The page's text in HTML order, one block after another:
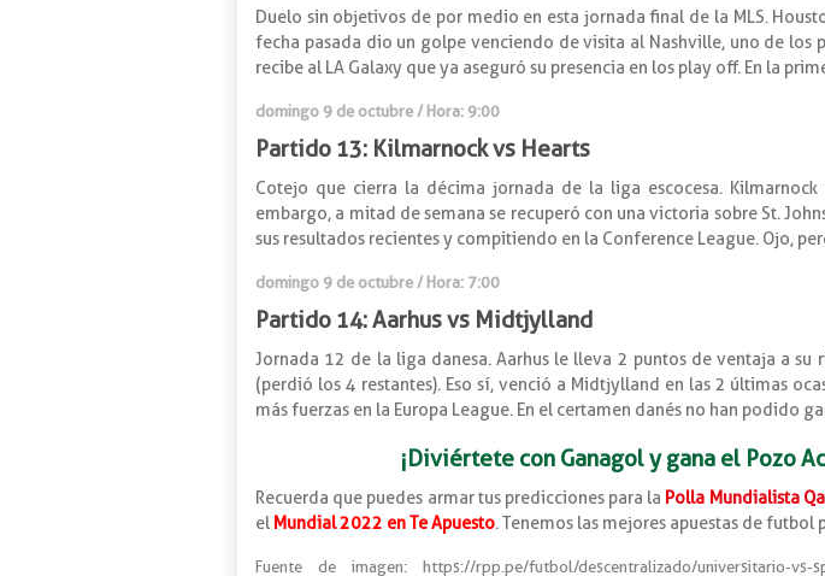
Duelo sin objetivos de por medio en esta jornada final de la MLS.
fecha pasada dio un golpe venciendo de visita al Nashville, uno de los
recibe al LA Galaxy que ya aseguró su presencia en los play off. En la
domingo 9 de octubre / Hora: 9:00
Partido 13: Kilmarnock vs Hearts
Cotejo que cierra la décima jornada de la liga escocesa.
embargo, a mitad de semana se recuperó con una victoria sobre St.
sus resultados recientes y compitiendo en la Conference League. Ojo,
domingo 9 de octubre / Hora: 7:00
Partido 14: Aarhus vs Midtjylland
Jornada 12 de la liga danesa. Aarhus le lleva 2 puntos de ventaja a
(perdió los 4 restantes). Eso sí, venció a Midtjylland en las 2 últimas
más fuerzas en la Europa League. En el certamen danés no han podido
¡Diviértete con Ganagol y gana el Pozo
Recuerda que puedes armar tus predicciones para la Polla Mundialista
el Mundial 2022 en Te Apuesto. Tenemos las mejores apuestas de futbol
Fuente de imagen: https://rpp.pe/futbol/descentralizado/universitario-vs-